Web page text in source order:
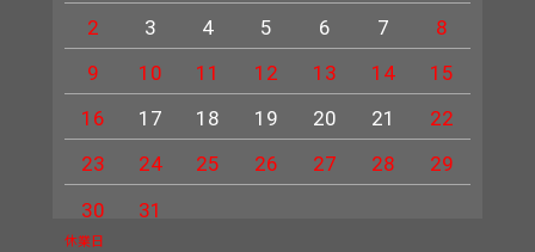
2
3 4 5 6 7
8
9
10 11 12 13 14
15
16
17 18 19 20 21
22
23
24 25 26 27 28
29
30
31
休業日